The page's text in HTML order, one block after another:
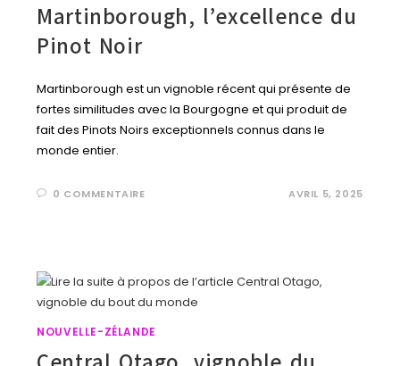
Martinborough, l’excellence du
Pinot Noir
Martinborough est un vignoble récent qui présente de
fortes similitudes avec la Bourgogne et qui produit de
fait des Pinots Noirs exceptionnels connus dans le
monde entier.
0 COMMENTAIRE AVRIL 5, 2025
NOUVELLE-ZÉLANDE